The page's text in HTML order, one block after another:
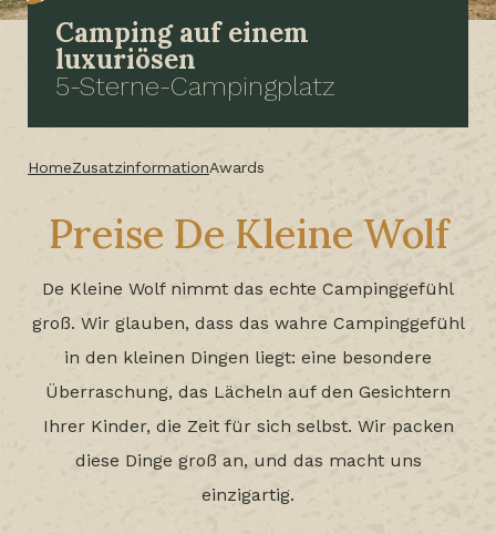
Camping auf einem
luxuriösen
5-Sterne-Campingplatz
HomeZusatzinformationAwards
Preise De Kleine Wolf
De Kleine Wolf nimmt das echte Campinggefühl
groß. Wir glauben, dass das wahre Campinggefühl
in den kleinen Dingen liegt: eine besondere
Überraschung, das Lächeln auf den Gesichtern
Ihrer Kinder, die Zeit für sich selbst. Wir packen
diese Dinge groß an, und das macht uns
einzigartig.